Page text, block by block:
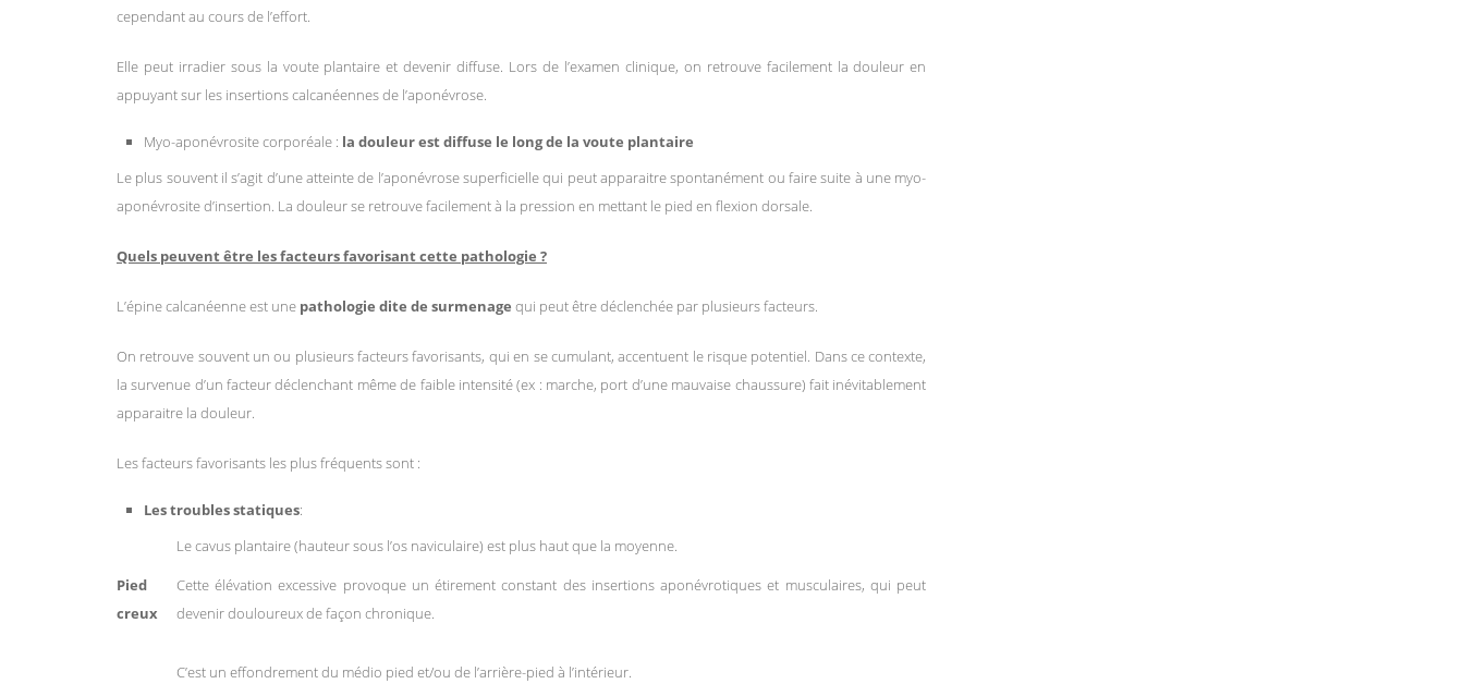
cependant au cours de l’effort.
Elle peut irradier sous la voute plantaire et devenir diffuse. Lors de l’examen clinique, on retrouve facilement la douleur en
appuyant sur les insertions calcanéennes de l’aponévrose.
Myo-aponévrosite corporéale : la douleur est diffuse le long de la voute plantaire
Le plus souvent il s’agit d’une atteinte de l’aponévrose superficielle qui peut apparaitre spontanément ou faire suite à une myo-
aponévrosite d’insertion. La douleur se retrouve facilement à la pression en mettant le pied en flexion dorsale.
Quels peuvent être les facteurs favorisant cette pathologie ?
L’épine calcanéenne est une pathologie dite de surmenage qui peut être déclenchée par plusieurs facteurs.
On retrouve souvent un ou plusieurs facteurs favorisants, qui en se cumulant, accentuent le risque potentiel. Dans ce contexte,
la survenue d’un facteur déclenchant même de faible intensité (ex : marche, port d’une mauvaise chaussure) fait inévitablement
apparaitre la douleur.
Les facteurs favorisants les plus fréquents sont :
Les troubles statiques:
Pied
creux
Le cavus plantaire (hauteur sous l’os naviculaire) est plus haut que la moyenne.
Cette élévation excessive provoque un étirement constant des insertions aponévrotiques et musculaires, qui peut
devenir douloureux de façon chronique.
C’est un effondrement du médio pied et/ou de l’arrière-pied à l’intérieur.